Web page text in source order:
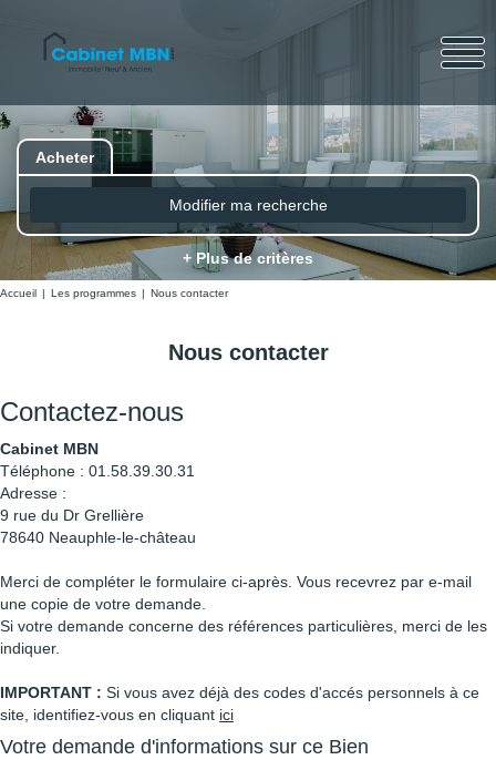
Acheter
Modifier ma recherche
+ Plus de critères
Accueil Les programmes Nous contacter
Nous contacter
Contactez-nous
Cabinet MBN
Téléphone : 01.58.39.30.31
Adresse :
9 rue du Dr Grellière
78640 Neauphle-le-château
Merci de compléter le formulaire ci-après. Vous recevrez par e-mail
une copie de votre demande.
Si votre demande concerne des références particulières, merci de les
indiquer.
IMPORTANT : Si vous avez déjà des codes d'accés personnels à ce
site, identifiez-vous en cliquant ici
Votre demande d'informations sur ce Bien